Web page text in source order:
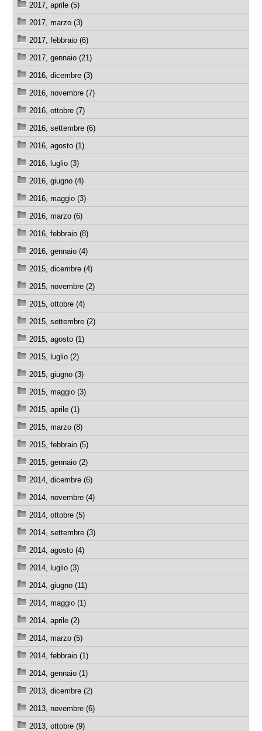
2017, aprile (5)
2017, marzo (3)
2017, febbraio (6)
2017, gennaio (21)
2016, dicembre (3)
2016, novembre (7)
2016, ottobre (7)
2016, settembre (6)
2016, agosto (1)
2016, luglio (3)
2016, giugno (4)
2016, maggio (3)
2016, marzo (6)
2016, febbraio (8)
2016, gennaio (4)
2015, dicembre (4)
2015, novembre (2)
2015, ottobre (4)
2015, settembre (2)
2015, agosto (1)
2015, luglio (2)
2015, giugno (3)
2015, maggio (3)
2015, aprile (1)
2015, marzo (8)
2015, febbraio (5)
2015, gennaio (2)
2014, dicembre (6)
2014, novembre (4)
2014, ottobre (5)
2014, settembre (3)
2014, agosto (4)
2014, luglio (3)
2014, giugno (11)
2014, maggio (1)
2014, aprile (2)
2014, marzo (5)
2014, febbraio (1)
2014, gennaio (1)
2013, dicembre (2)
2013, novembre (6)
2013, ottobre (9)